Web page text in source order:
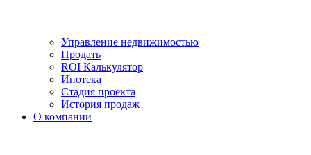
Управление недвижимостью
Продать
ROI Калькулятор
Ипотека
Стадия проекта
История продаж
О компании